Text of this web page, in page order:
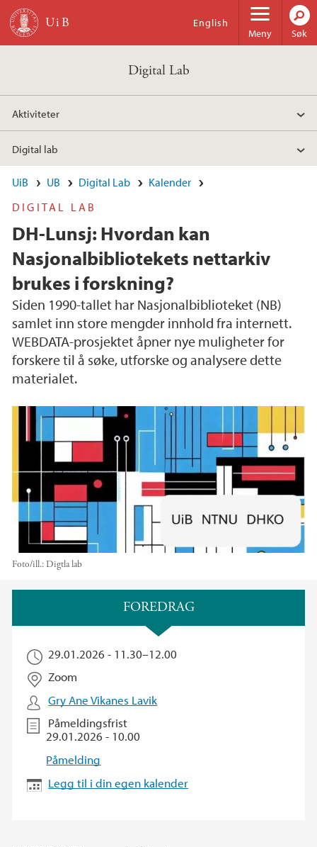
Hopp til hovedinnhold
Meny
English
Søk
Digital Lab
Aktiviteter
Digital lab
UiB UB Digital Lab
Kalender
DIGITAL LAB
DH-Lunsj: Hvordan kan
Nasjonalbibliotekets nettarkiv
brukes i forskning?
Siden 1990-tallet har Nasjonalbiblioteket (NB)
samlet inn store mengder innhold fra internett.
WEBDATA-prosjektet åpner nye muligheter for
forskere til å søke, utforske og analysere dette
materialet.
Foto/ill.: Digtla lab
FOREDRAG
29.01.2026 - 11.30–12.00
Zoom
Gry Ane Vikanes Lavik
Påmeldingsfrist
29.01.2026 - 10.00
Påmelding
Legg til i din egen kalender